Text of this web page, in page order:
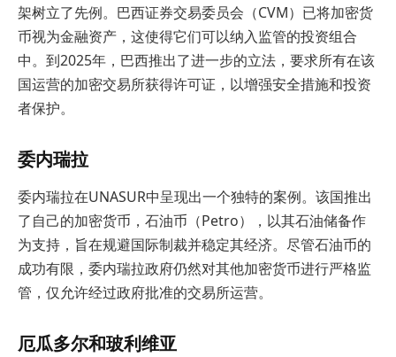
架树立了先例。巴西证券交易委员会（CVM）已将加密货
币视为金融资产，这使得它们可以纳入监管的投资组合
中。到2025年，巴西推出了进一步的立法，要求所有在该
国运营的加密交易所获得许可证，以增强安全措施和投资
者保护。
委内瑞拉
委内瑞拉在UNASUR中呈现出一个独特的案例。该国推出
了自己的加密货币，石油币（Petro），以其石油储备作
为支持，旨在规避国际制裁并稳定其经济。尽管石油币的
成功有限，委内瑞拉政府仍然对其他加密货币进行严格监
管，仅允许经过政府批准的交易所运营。
厄瓜多尔和玻利维亚